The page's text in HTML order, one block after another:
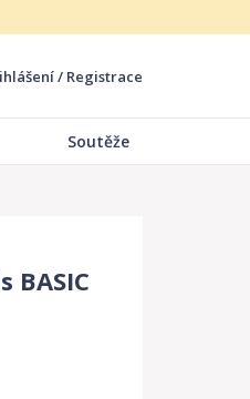
/ Registrace
Soutěže
BASIC